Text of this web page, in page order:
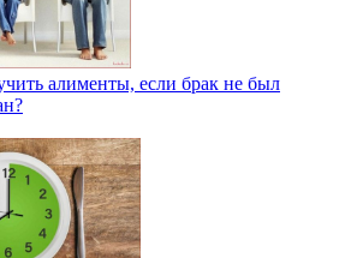
алименты, если брак не был